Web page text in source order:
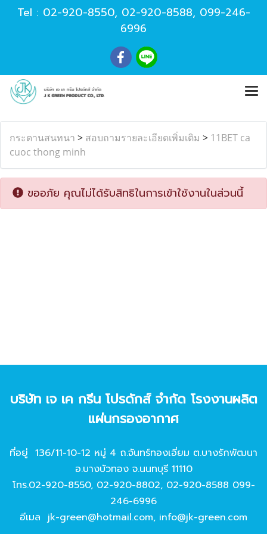
Tel : 02-920-8550, 02-920-8588, 099-246-
6996
กระดานสนทนา > สอบถามรายละเอียดเพิ่มเติม > 11BET ca
cuoc thong minh
ขออภัย คุณไม่ได้รับสิทธิในการเข้าใช้งานในส่วนนี้
บริษัท เจ เค กรีน โปรดักส์ จํากัด โรงงานผลิต
แผ่นกรองอากาศ
ที่อยู่ 136/11-10-12 หมู่ 4 ถ.จันทร์ทองเอี่ยม ต.บางรักพัฒนา
อ.บางบัวทอง จ.นนทบุรี 11110
โทร.02-920-8550, 02-920-8802, 02-920-8588 099-
246-6996
อีเมล jk-green@hotmail.com, info@jk-green.com